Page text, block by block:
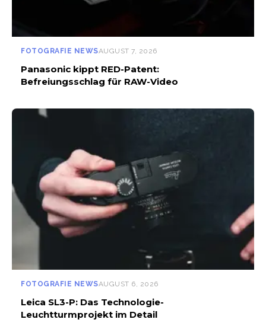
FOTOGRAFIE NEWSAUGUST 7, 2026
Panasonic kippt RED-Patent:
Befreiungsschlag für RAW-Video
FOTOGRAFIE NEWSAUGUST 6, 2026
Leica SL3-P: Das Technologie-
Leuchtturmprojekt im Detail